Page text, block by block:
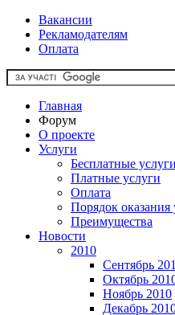
Вакансии
Рекламодателям
Оплата
Главная
Форум
О проекте
Услуги
Бесплатные услуги
Платные услуги
Оплата
Порядок оказания
Преимущества
Новости
2010
Сентябрь
Октябрь
Ноябрь 2010
Декабрь